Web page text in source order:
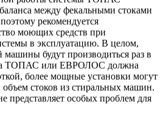
между фекальными стоками
рекомендуется
моющих средств при
в эксплуатацию. В целом,
машины будут производиться раз в
ТОПАС или ЕВРОЛОС должна
более мощные установки могут
стоков из стиральных машин.
представляет особых проблем для